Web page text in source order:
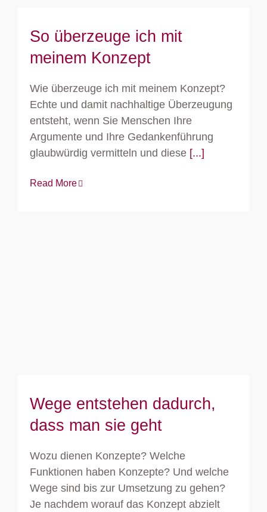
So überzeuge ich mit
meinem Konzept
Wie überzeuge ich mit meinem Konzept?
Echte und damit nachhaltige Überzeugung
entsteht, wenn Sie Menschen Ihre
Argumente und Ihre Gedankenführung
glaubwürdig vermitteln und diese[...]
Read More
Wege entstehen dadurch,
dass man sie geht
Wozu dienen Konzepte? Welche
Funktionen haben Konzepte? Und welche
Wege sind bis zur Umsetzung zu gehen?
Je nachdem worauf das Konzept abzielt